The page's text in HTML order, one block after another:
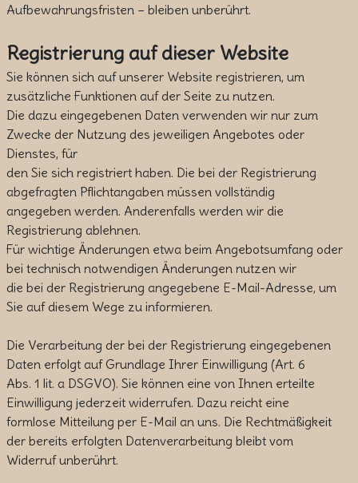
Aufbewahrungsfristen – bleiben unberührt.
Registrierung auf dieser Website
Sie können sich auf unserer Website registrieren, um
zusätzliche Funktionen auf der Seite zu nutzen.
Die dazu eingegebenen Daten verwenden wir nur zum
Zwecke der Nutzung des jeweiligen Angebotes oder
Dienstes, für
den Sie sich registriert haben. Die bei der Registrierung
abgefragten Pflichtangaben müssen vollständig
angegeben werden. Anderenfalls werden wir die
Registrierung ablehnen.
Für wichtige Änderungen etwa beim Angebotsumfang oder
bei technisch notwendigen Änderungen nutzen wir
die bei der Registrierung angegebene E-Mail-Adresse, um
Sie auf diesem Wege zu informieren.
Die Verarbeitung der bei der Registrierung eingegebenen
Daten erfolgt auf Grundlage Ihrer Einwilligung (Art. 6
Abs. 1 lit. a DSGVO). Sie können eine von Ihnen erteilte
Einwilligung jederzeit widerrufen. Dazu reicht eine
formlose Mitteilung per E-Mail an uns. Die Rechtmäßigkeit
der bereits erfolgten Datenverarbeitung bleibt vom
Widerruf unberührt.